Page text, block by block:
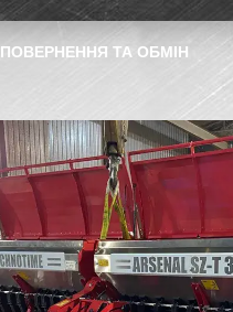
ПОВЕРНЕННЯ ТА ОБМІН